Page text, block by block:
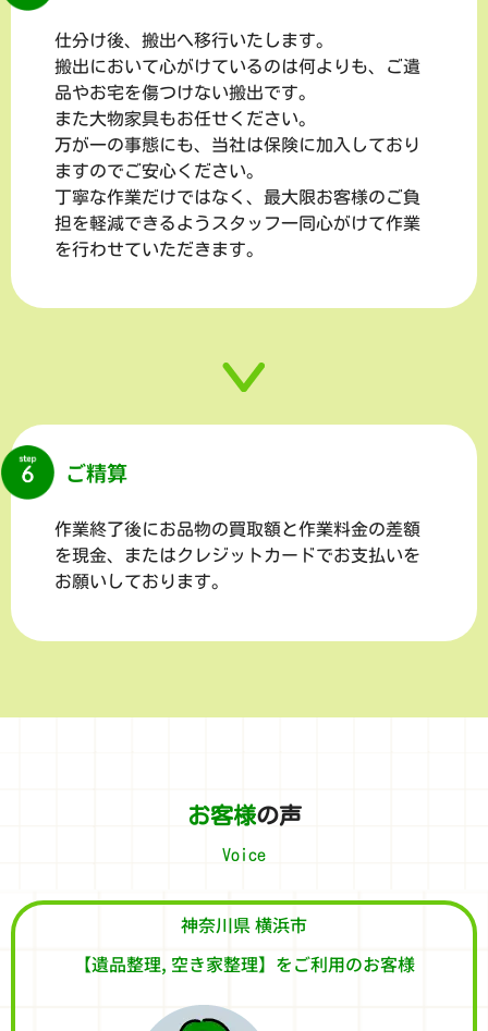
仕分け後、搬出へ移行いたします。
搬出において心がけているのは何よりも、ご遺
品やお宅を傷つけない搬出です。
また大物家具もお任せください。
万が一の事態にも、当社は保険に加入しており
ますのでご安心ください。
丁寧な作業だけではなく、最大限お客様のご負
担を軽減できるようスタッフ一同心がけて作業
を行わせていただきます。
ご精算
作業終了後にお品物の買取額と作業料金の差額
を現金、またはクレジットカードでお支払いを
お願いしております。
お客様の声
Voice
神奈川県 横浜市
【遺品整理, 空き家整理】をご利用のお客様